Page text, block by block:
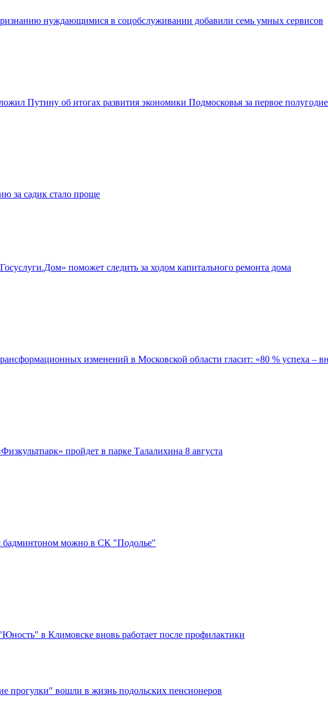
нуждающимися в соцобслуживании добавили семь умных сервисов
Путину об итогах развития экономики Подмосковья за первое полугодие
за садик стало проще
поможет следить за ходом капитального ремонта дома
изменений в Московской области гласит: «80 % успеха –
пройдет в парке Талалихина 8 августа
бадминтоном можно в СК "Подолье"
в Климовске вновь работает после профилактики
прогулки" вошли в жизнь подольских пенсионеров